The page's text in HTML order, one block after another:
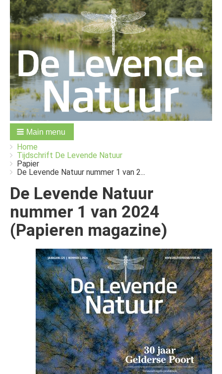
Main menu
Breadcrumbs
You
are
here:
Home
Tijdschrift De Levende Natuur
Papier
De Levende Natuur nummer 1 van 2...
De Levende Natuur
nummer 1 van 2024
(Papieren magazine)
Afbeelding